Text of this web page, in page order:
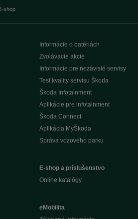
shop
Informácie o batériách
Zvolávacie akcie
Informácie pre nezávislé servisy
Test kvality servisu Škoda
Škoda Infotainment
Aplikácie pre infotainment
Škoda Connect
Aplikácia MyŠkoda
Správa vozového parku
E-shop a príslušenstvo
Online katalógy
eMobilita